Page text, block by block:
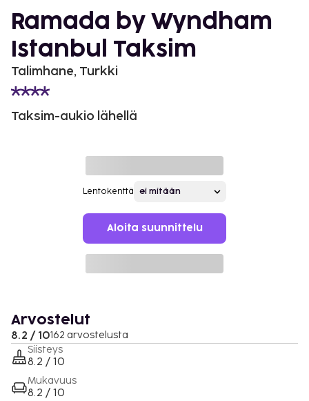
Ramada by Wyndham
Istanbul Taksim
Talimhane, Turkki
Taksim-aukio lähellä
Lentokenttä
Aloita suunnittelu
Arvostelut
8.2 / 10162 arvostelusta
Siisteys
8.2 / 10
Mukavuus
8.2 / 10